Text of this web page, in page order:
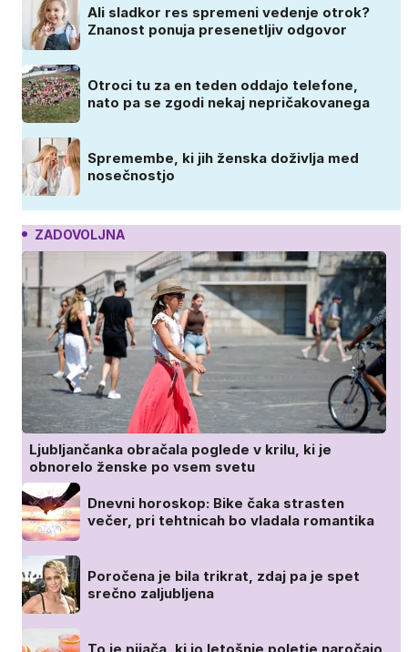
Ali sladkor res spremeni vedenje otrok?
Znanost ponuja presenetljiv odgovor
Otroci tu za en teden oddajo telefone,
nato pa se zgodi nekaj nepričakovanega
Spremembe, ki jih ženska doživlja med
nosečnostjo
ZADOVOLJNA
Ljubljančanka obračala poglede v krilu, ki je
obnorelo ženske po vsem svetu
Dnevni horoskop: Bike čaka strasten
večer, pri tehtnicah bo vladala romantika
Poročena je bila trikrat, zdaj pa je spet
srečno zaljubljena